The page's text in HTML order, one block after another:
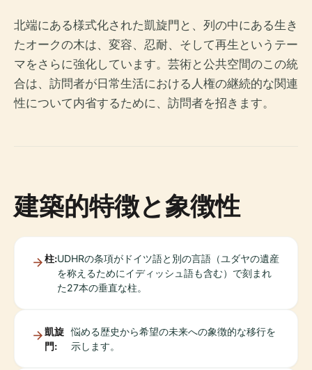
北端にある様式化された凱旋門と、列の中にある生き
たオークの木は、変容、忍耐、そして再生というテー
マをさらに強化しています。芸術と公共空間のこの統
合は、訪問者が日常生活における人権の継続的な関連
性について内省するために、訪問者を招きます。
建築的特徴と象徴性
柱:UDHRの条項がドイツ語と別の言語（ユダヤの遺産
を称えるためにイディッシュ語も含む）で刻まれ
た27本の垂直な柱。
凱旋
門:
悩める歴史から希望の未来への象徴的な移行を
示します。